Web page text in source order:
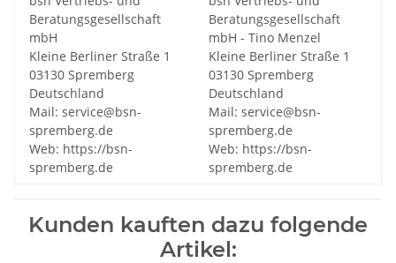
Beratungsgesellschaft
mbH
Kleine Berliner Straße 1
03130 Spremberg
Deutschland
Mail: service@bsn-
spremberg.de
Web: https://bsn-
spremberg.de
Beratungsgesellschaft
mbH - Tino Menzel
Kleine Berliner Straße 1
03130 Spremberg
Deutschland
Mail: service@bsn-
spremberg.de
Web: https://bsn-
spremberg.de
Kunden kauften dazu folgende
Artikel: